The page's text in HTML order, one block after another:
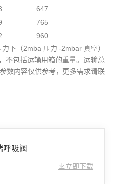
647
765
960
下（2mba 压力 -2mbar 真空）
不包括运输用箱的重量。运输总
数内容仅供参考，更多需求请联
呼吸阀
立即下载